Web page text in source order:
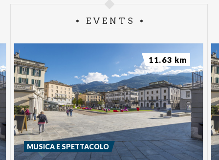
EVENTS
MUSICA E SPETTACOLO
11.63 km